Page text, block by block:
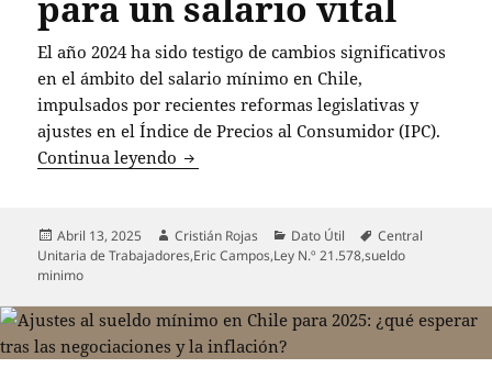
El año 2024 ha sido testigo de cambios significativos
en el ámbito del salario mínimo en Chile,
impulsados por recientes reformas legislativas y
ajustes en el Índice de Precios al Consumidor (IPC).
Continua leyendo Chile implementa ajustes en el sueldo
Publicado
el
Abril 13, 2025 Autor
Cristián Rojas Categorías
Dato Útil Etiquetas
Central
Unitaria de Trabajadores,Eric Campos,Ley N.º 21.578,sueldo
minimo